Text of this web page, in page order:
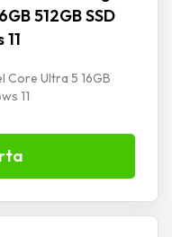
512GB SSD
Core Ultra 5 16GB
11